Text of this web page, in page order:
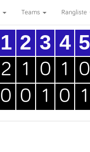
Teams Rangliste
1
2
0
2
1
0
3
0
1
4
1
0
5
0
1